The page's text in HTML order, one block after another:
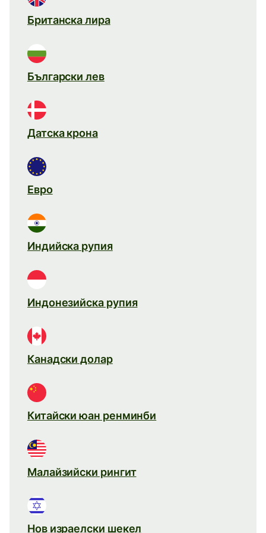
Британска лира
Български лев
Датска крона
Евро
Индийска рупия
Индонезийска рупия
Канадски долар
Китайски юан ренминби
Малайзийски рингит
Нов израелски шекел